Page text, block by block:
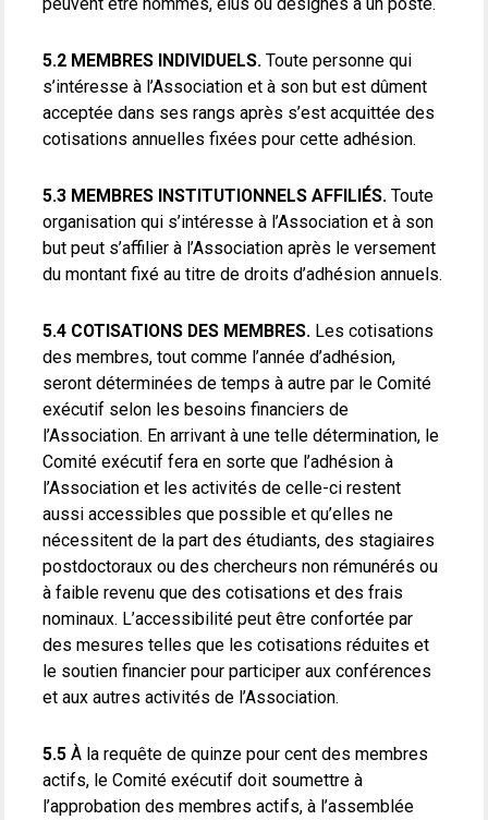
5.2 MEMBRES INDIVIDUELS. Toute personne qui
s’intéresse à l’Association et à son but est dûment
acceptée dans ses rangs après s’est acquittée des
cotisations annuelles fixées pour cette adhésion.
5.3 MEMBRES INSTITUTIONNELS AFFILIÉS. Toute
organisation qui s’intéresse à l’Association et à son
but peut s’affilier à l’Association après le versement
du montant fixé au titre de droits d’adhésion annuels.
5.4 COTISATIONS DES MEMBRES. Les cotisations
des membres, tout comme l’année d’adhésion,
seront déterminées de temps à autre par le Comité
exécutif selon les besoins financiers de
l’Association. En arrivant à une telle détermination, le
Comité exécutif fera en sorte que l’adhésion à
l’Association et les activités de celle-ci restent
aussi accessibles que possible et qu’elles ne
nécessitent de la part des étudiants, des stagiaires
postdoctoraux ou des chercheurs non rémunérés ou
à faible revenu que des cotisations et des frais
nominaux. L’accessibilité peut être confortée par
des mesures telles que les cotisations réduites et
le soutien financier pour participer aux conférences
et aux autres activités de l’Association.
5.5 À la requête de quinze pour cent des membres
actifs, le Comité exécutif doit soumettre à
l’approbation des membres actifs, à l’assemblée